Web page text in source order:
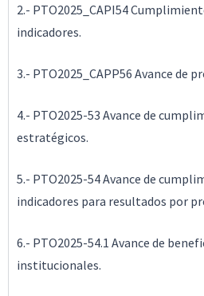
2.- PTO2025_CAPI54
indicadores.
3.- PTO2025_CAPP56 Avance de
4.- PTO2025-53 Avance de
estratégicos.
5.- PTO2025-54 Avance de
indicadores para resultados por
6.- PTO2025-54.1 Avance de
institucionales.